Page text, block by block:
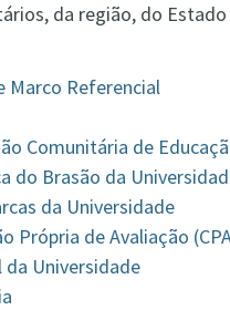
da região, do Estado
Marco Referencial
Comunitária de
do Brasão da
da Universidade
Própria de Avaliação
da Universidade